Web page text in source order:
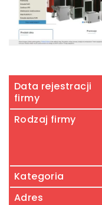
Data rejestracji
firmy
Rodzaj firmy
Kategoria
Adres